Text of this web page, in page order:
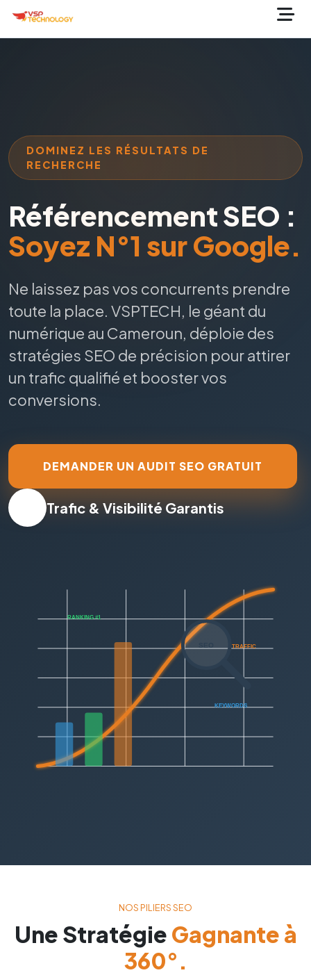
DOMINEZ LES RÉSULTATS DE
RECHERCHE
Référencement SEO :
Soyez N°1 sur Google.
Ne laissez pas vos concurrents prendre
toute la place. VSPTECH, le géant du
numérique au Cameroun, déploie des
stratégies SEO de précision pour attirer
un trafic qualifié et booster vos
conversions.
DEMANDER UN AUDIT SEO GRATUIT
Trafic & Visibilité Garantis
NOS PILIERS SEO
Une Stratégie Gagnante à
360°.